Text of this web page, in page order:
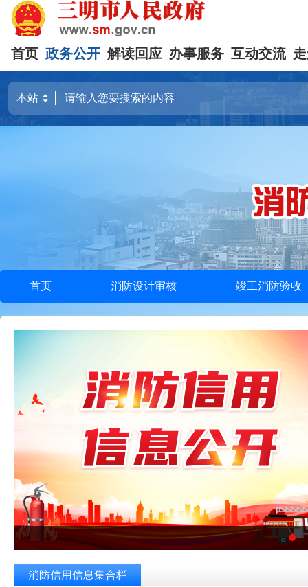
首页 政务公开 解读回应 办事服务 互动交流
首页 消防设计审核 竣工消防验收
消防信用信息集合栏